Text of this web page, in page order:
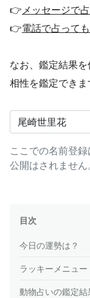
👉メッセージで
👉電話で占って
なお、鑑定結果
相性を鑑定できま
ここでの名前登
公開はされません
目次
今日の運勢は？
ラッキーメニュー
動物占いの鑑定結